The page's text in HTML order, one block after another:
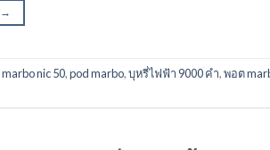
→
marbo nic 50,pod marbo,บุหรี่ไฟฟ้า 9000 คํา,พอต